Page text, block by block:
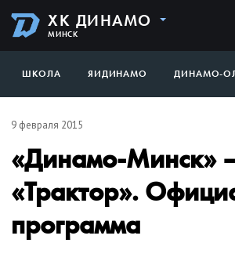
ХК ДИНАМО
МИНСК
ШКОЛА ЯИДИНАМО ДИНАМО-
9 февраля 2015
«Динамо-Минск»
«Трактор».
программа